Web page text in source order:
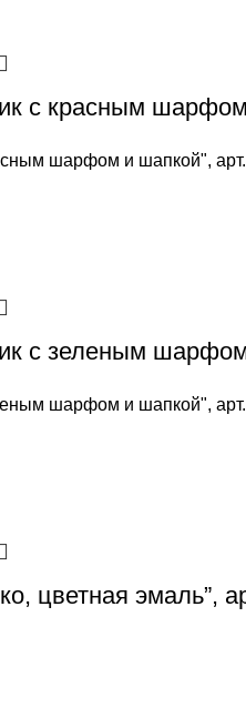
с красным
шарфом и шапкой",
с зеленым
шарфом и шапкой",
цветная эмаль”,